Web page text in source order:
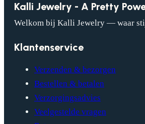
Kalli Jewelry - A Pretty
Welkom bij Kalli Jewelry — waar
Klantenservice
Verzenden & bezorgen
Bestellen & betalen
Verzorgingsadvies
Veelgestelde vragen